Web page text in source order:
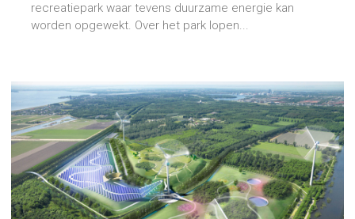
recreatiepark waar tevens duurzame energie kan
worden opgewekt. Over het park lopen...